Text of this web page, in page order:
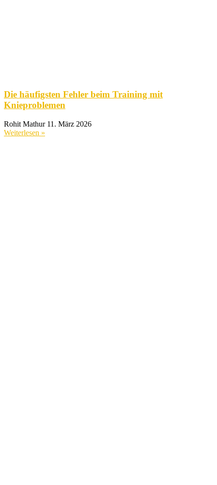
Die häufigsten Fehler beim Training mit
Knieproblemen
Rohit Mathur 11. März 2026
Weiterlesen »